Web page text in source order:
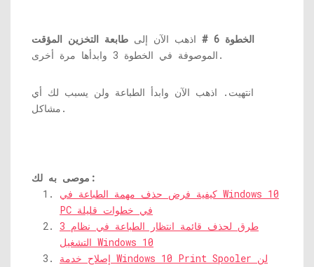
الخطوة 6 # اذهب الآن إلى طابعة التخزين المؤقت
الموصوفة في الخطوة 3 وابدأها مرة أخرى.
انتهيت. اذهب الآن وابدأ الطباعة ولن يسبب لك أي
مشاكل.
موصى به لك:
كيفية فرض حذف مهمة الطباعة في Windows 10
PC في خطوات قليلة
3 طرق لحذف قائمة انتظار الطباعة في نظام
التشغيل Windows 10
إصلاح خدمة Windows 10 Print Spooler لن